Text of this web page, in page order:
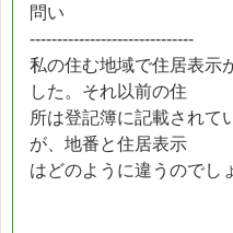
問い
------------------------------
私の住む地域で住居表示
した。それ以前の住
所は登記簿に記載されて
が、地番と住居表示
はどのように違うのでし